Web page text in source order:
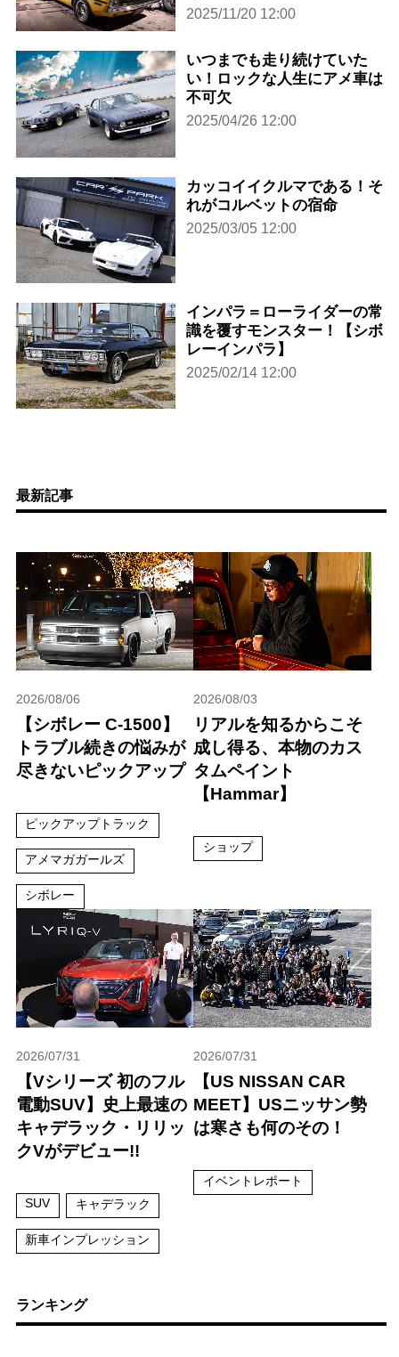
2025/11/20 12:00
いつまでも走り続けていた
い！ロックな人生にアメ車は
不可欠
2025/04/26 12:00
カッコイイクルマである！そ
れがコルベットの宿命
2025/03/05 12:00
インパラ＝ローライダーの常
識を覆すモンスター！【シボ
レーインパラ】
2025/02/14 12:00
最新記事
2026/08/06
【シボレー C-1500】
トラブル続きの悩みが
尽きないピックアップ
ピックアップトラック
アメマガガールズ
シボレー
2026/08/03
リアルを知るからこそ
成し得る、本物のカス
タムペイント
【Hammar】
ショップ
2026/07/31
【Vシリーズ 初のフル
電動SUV】史上最速の
キャデラック・リリッ
クVがデビュー!!
SUV キャデラック
新車インプレッション
2026/07/31
【US NISSAN CAR
MEET】USニッサン勢
は寒さも何のその！
イベントレポート
ランキング